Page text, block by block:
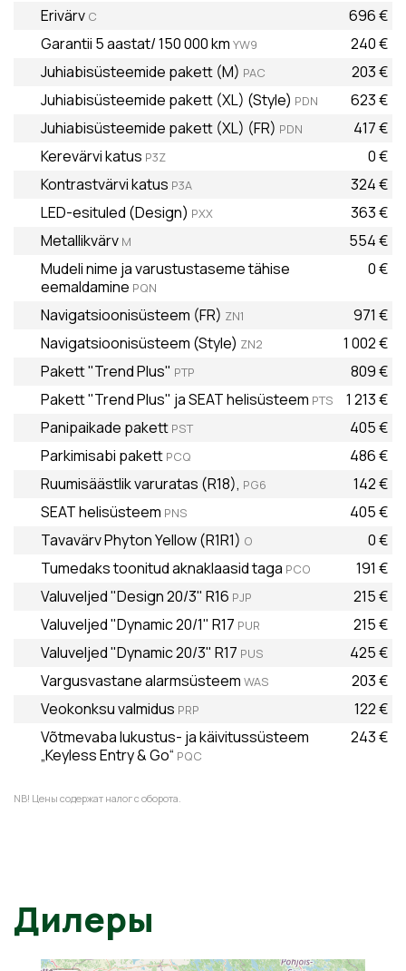
Erivärv C
696 €
Garantii 5 aastat/ 150 000 km YW9
240 €
Juhiabisüsteemide pakett (M) PAC
203 €
Juhiabisüsteemide pakett (XL) (Style) PDN
623 €
Juhiabisüsteemide pakett (XL) (FR) PDN
417 €
Kerevärvi katus P3Z
0 €
Kontrastvärvi katus P3A
324 €
LED-esituled (Design) PXX
363 €
Metallikvärv M
554 €
Mudeli nime ja varustustaseme tähise
eemaldamine PQN
0 €
Navigatsioonisüsteem (FR) ZN1
971 €
Navigatsioonisüsteem (Style) ZN2
1 002 €
Pakett "Trend Plus" PTP
809 €
Pakett "Trend Plus" ja SEAT helisüsteem PTS
1 213 €
Panipaikade pakett PST
405 €
Parkimisabi pakett PCQ
486 €
Ruumisäästlik varuratas (R18), PG6
142 €
SEAT helisüsteem PNS
405 €
Tavavärv Phyton Yellow (R1R1) O
0 €
Tumedaks toonitud aknaklaasid taga PCO
191 €
Valuveljed "Design 20/3" R16 PJP
215 €
Valuveljed "Dynamic 20/1" R17 PUR
215 €
Valuveljed "Dynamic 20/3" R17 PUS
425 €
Vargusvastane alarmsüsteem WAS
203 €
Veokonksu valmidus PRP
122 €
Võtmevaba lukustus- ja käivitussüsteem
„Keyless Entry & Go“ PQC
243 €
NB! Цены содержат налог с оборота.
Дилеры